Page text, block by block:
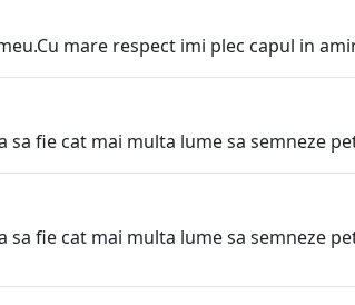
mare respect imi plec capul in
fie cat mai multa lume sa semneze
fie cat mai multa lume sa semneze